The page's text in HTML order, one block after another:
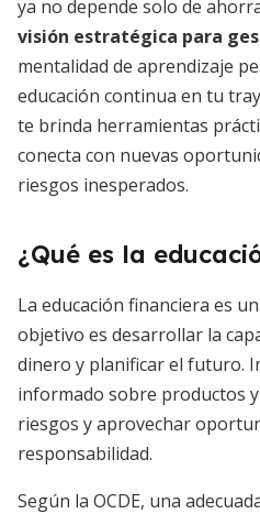
ya no depende solo de
visión estratégica para
mentalidad de aprendizaje
educación continua en tu
te brinda herramientas
conecta con nuevas
riesgos inesperados.
¿Qué es la
La educación financiera es
objetivo es desarrollar la
dinero y planificar el futuro.
informado sobre productos
riesgos y aprovechar
responsabilidad.
Según la OCDE, una